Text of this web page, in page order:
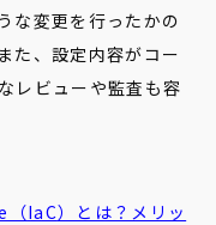
な変更を行ったかの
た、設定内容がコー
レビューや監査も容
（IaC）とは？メリッ